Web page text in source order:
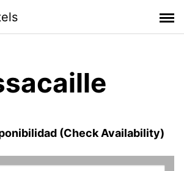
(Check Availability)